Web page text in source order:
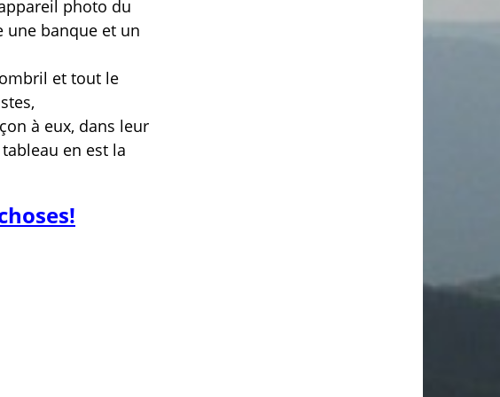
photo du
une banque et un
et tout le
à eux, dans leur
en est la